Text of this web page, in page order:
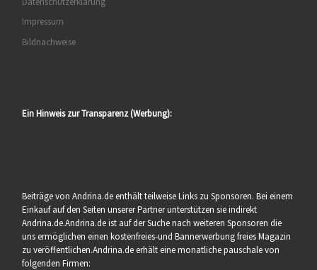
Impressum
Bildnachweise
Ein Hinweis zur Transparenz (Werbung):
Beiträge von Andrina.de enthält teilweise Links zu Sponsoren. Bei einem
Einkauf auf den Seiten unserer Partner unterstützen sie indirekt
Andrina.de.Andrina.de ist auf der Suche nach weiteren Sponsoren die
uns ermöglichen einen kostenfreies-und Bannerwerbung freies Magazin
zu veröffentlichen.Andrina.de erhält eine monatliche pauschale von
folgenden Firmen: